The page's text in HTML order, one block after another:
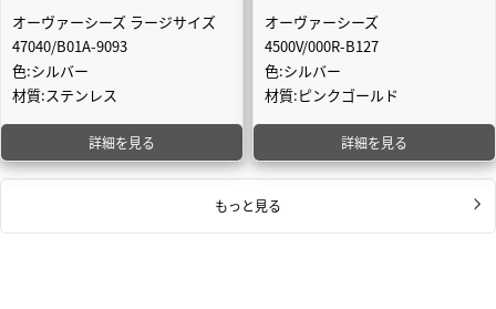
オーヴァーシーズ ラージサイズ
47040/B01A-9093
色:シルバー
材質:ステンレス
詳細を見る
オーヴァーシーズ
4500V/000R-B127
色:シルバー
材質:ピンクゴールド
詳細を見る
もっと見る